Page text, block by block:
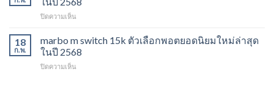
พลาด
2568
พอต
ใช้
ทิ้ง
หลาก
ตัว
ปิดความเห็น
15000
พอต
ใช้
18
ก.พ.
marbo m switch 15k ตัวเลือกพอตยอดนิยมใหม่ล่าสุด
ในปี 2568
ปิดความเห็น